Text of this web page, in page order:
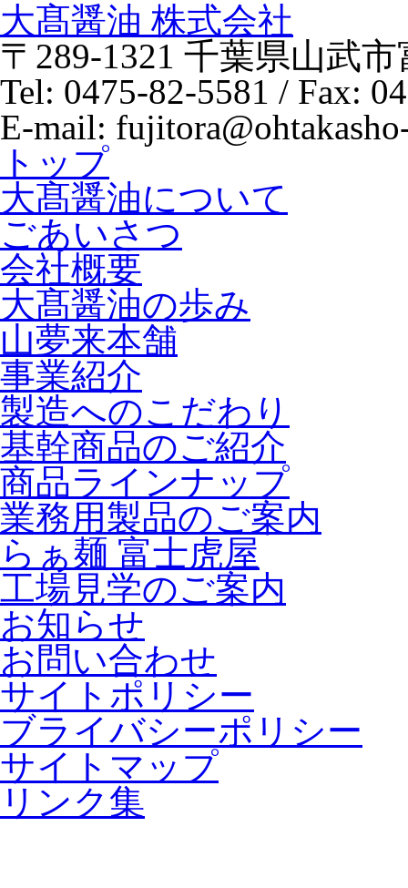
大髙醤油 株式会社
〒289-1321 千葉県山武市
Tel: 0475-82-5581 / Fax:
E-mail:
トップ
大髙醤油について
ごあいさつ
会社概要
大髙醤油の歩み
山夢来本舗
事業紹介
製造へのこだわり
基幹商品のご紹介
商品ラインナップ
業務用製品のご案内
らぁ麺 富士虎屋
工場見学のご案内
お知らせ
お問い合わせ
サイトポリシー
ブライバシーポリシー
サイトマップ
リンク集